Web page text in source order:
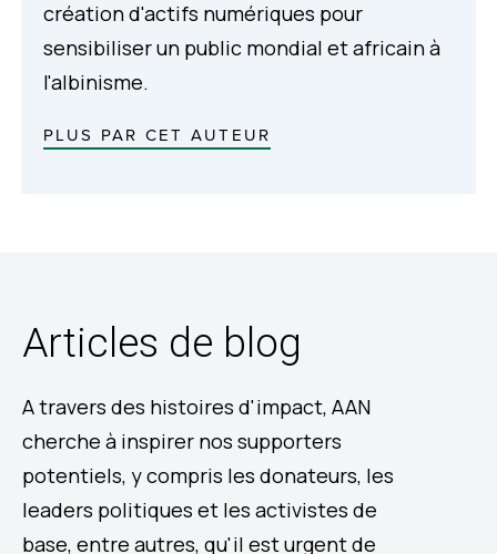
création d'actifs numériques pour
sensibiliser un public mondial et africain à
l'albinisme.
PLUS PAR CET AUTEUR
Articles de blog
A travers des histoires d'impact, AAN
cherche à inspirer nos supporters
potentiels, y compris les donateurs, les
leaders politiques et les activistes de
base, entre autres, qu'il est urgent de